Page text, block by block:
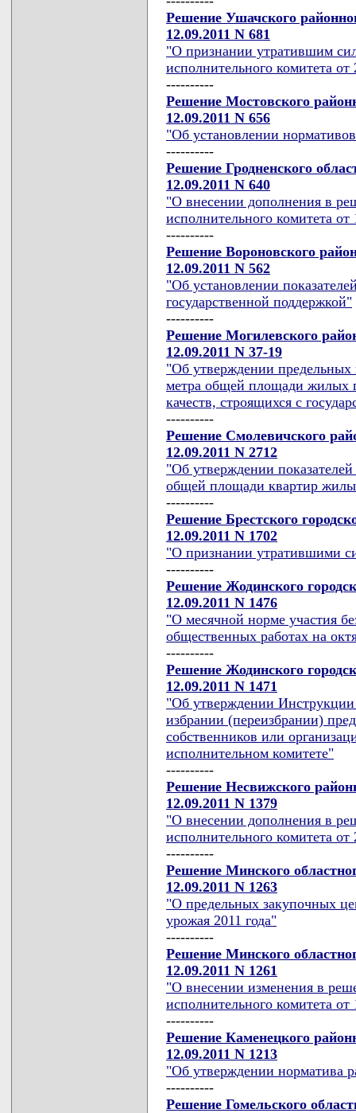
Решение Ушачского
12.09.2011 N 681
"О признании утратившим
исполнительного комитета от
----------
Решение Мостовского
12.09.2011 N 656
"Об установлении
----------
Решение Гродненского
12.09.2011 N 640
"О внесении дополнения в
исполнительного комитета
----------
Решение Вороновского
12.09.2011 N 562
"Об установлении
государственной поддержкой"
----------
Решение Могилевского
12.09.2011 N 37-19
"Об утверждении предельных
метра общей площади жилых
качеств, строящихся с
----------
Решение Смолевичского
12.09.2011 N 2712
"Об утверждении
общей площади квартир
----------
Решение Брестского
12.09.2011 N 1702
"О признании утратившими
----------
Решение Жодинского
12.09.2011 N 1476
"О месячной норме участия
общественных работах на
----------
Решение Жодинского
12.09.2011 N 1471
"Об утверждении Инструкции
избрании (переизбрании)
собственников или
исполнительном комитете"
----------
Решение Несвижского
12.09.2011 N 1379
"О внесении дополнения в
исполнительного комитета
----------
Решение Минского
12.09.2011 N 1263
"О предельных закупочных
урожая 2011 года"
----------
Решение Минского
12.09.2011 N 1261
"О внесении изменения в
исполнительного комитета
----------
Решение Каменецкого
12.09.2011 N 1213
"Об утверждении норматива
----------
Решение Гомельского